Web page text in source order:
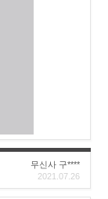
무신사 구****
2021.07.26